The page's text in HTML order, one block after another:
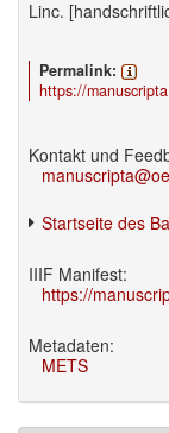
Linc.
Permalink:
https://
Kontakt und
Startseite des
IIIF Manifest:
https://
Metadaten:
METS